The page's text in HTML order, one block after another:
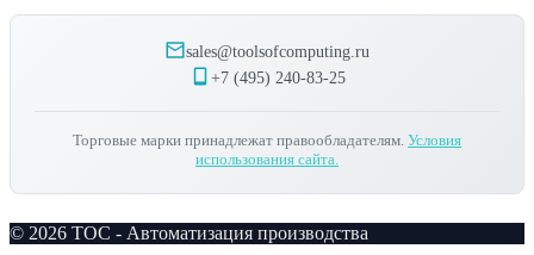
sales@toolsofcomputing.ru
+7 (495) 240-83-25
Торговые марки принадлежат правообладателям. Условия
использования сайта.
© 2026 TOC - Автоматизация производства